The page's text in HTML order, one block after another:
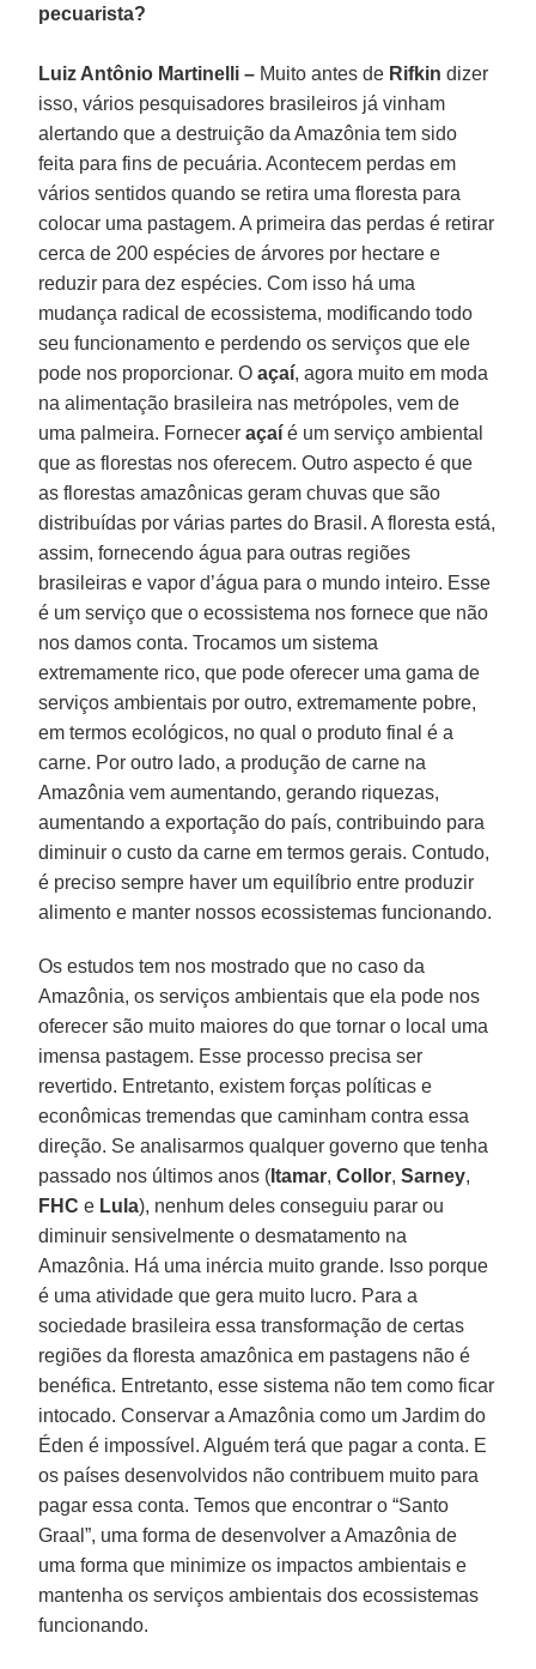
pecuarista?
Luiz Antônio Martinelli – Muito antes de Rifkin dizer
isso, vários pesquisadores brasileiros já vinham
alertando que a destruição da Amazônia tem sido
feita para fins de pecuária. Acontecem perdas em
vários sentidos quando se retira uma floresta para
colocar uma pastagem. A primeira das perdas é retirar
cerca de 200 espécies de árvores por hectare e
reduzir para dez espécies. Com isso há uma
mudança radical de ecossistema, modificando todo
seu funcionamento e perdendo os serviços que ele
pode nos proporcionar. Oaçaí, agora muito em moda
na alimentação brasileira nas metrópoles, vem de
uma palmeira. Forneceraçaí é um serviço ambiental
que as florestas nos oferecem. Outro aspecto é que
as florestas amazônicas geram chuvas que são
distribuídas por várias partes do Brasil. A floresta está,
assim, fornecendo água para outras regiões
brasileiras e vapor d’água para o mundo inteiro. Esse
é um serviço que o ecossistema nos fornece que não
nos damos conta. Trocamos um sistema
extremamente rico, que pode oferecer uma gama de
serviços ambientais por outro, extremamente pobre,
em termos ecológicos, no qual o produto final é a
carne. Por outro lado, a produção de carne na
Amazônia vem aumentando, gerando riquezas,
aumentando a exportação do país, contribuindo para
diminuir o custo da carne em termos gerais. Contudo,
é preciso sempre haver um equilíbrio entre produzir
alimento e manter nossos ecossistemas funcionando.
Os estudos tem nos mostrado que no caso da
Amazônia, os serviços ambientais que ela pode nos
oferecer são muito maiores do que tornar o local uma
imensa pastagem. Esse processo precisa ser
revertido. Entretanto, existem forças políticas e
econômicas tremendas que caminham contra essa
direção. Se analisarmos qualquer governo que tenha
passado nos últimos anos ( Itamar,Collor,Sarney,
FHC e Lula), nenhum deles conseguiu parar ou
diminuir sensivelmente o desmatamento na
Amazônia. Há uma inércia muito grande. Isso porque
é uma atividade que gera muito lucro. Para a
sociedade brasileira essa transformação de certas
regiões da floresta amazônica em pastagens não é
benéfica. Entretanto, esse sistema não tem como ficar
intocado. Conservar a Amazônia como um Jardim do
Éden é impossível. Alguém terá que pagar a conta. E
os países desenvolvidos não contribuem muito para
pagar essa conta. Temos que encontrar o “Santo
Graal”, uma forma de desenvolver a Amazônia de
uma forma que minimize os impactos ambientais e
mantenha os serviços ambientais dos ecossistemas
funcionando.